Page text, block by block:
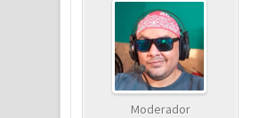
Moderador